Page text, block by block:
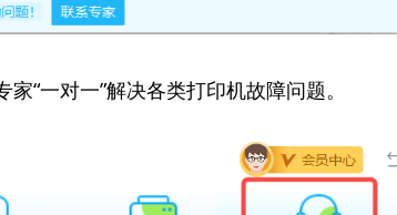
“一对一”解决各类打印机故障问题。